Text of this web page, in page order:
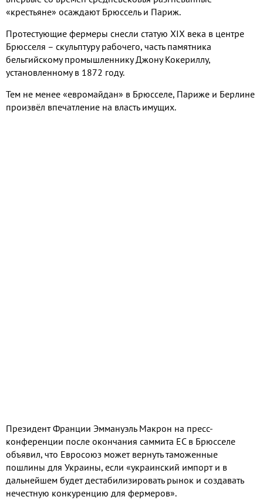
«крестьяне» осаждают Брюссель и Париж.
Протестующие фермеры снесли статую XIX века в центре
Брюсселя – скульптуру рабочего, часть памятника
бельгийскому промышленнику Джону Кокериллу,
установленному в 1872 году.
Тем не менее «евромайдан» в Брюсселе, Париже и Берлине
произвёл впечатление на власть имущих.
Президент Франции Эммануэль Макрон на пресс-
конференции после окончания саммита ЕС в Брюсселе
объявил, что Евросоюз может вернуть таможенные
пошлины для Украины, если «украинский импорт и в
дальнейшем будет дестабилизировать рынок и создавать
нечестную конкуренцию для фермеров».